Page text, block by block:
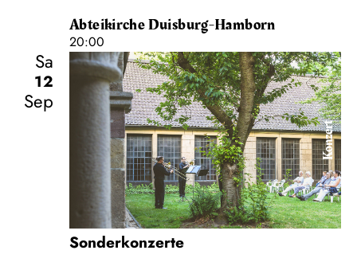
Abteikirche Duisburg-Hamborn
20:00
Sa
12
Sep
Konzert
Sonderkonzerte